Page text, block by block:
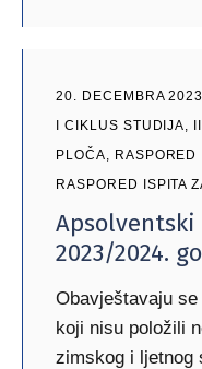
20. DECEMBRA
I CIKLUS STUDIJA,
PLOČA,
RASPORED ISPITA
Apsolventski
2023/2024.
Obavještavaju
koji nisu položili
zimskog i ljetnog